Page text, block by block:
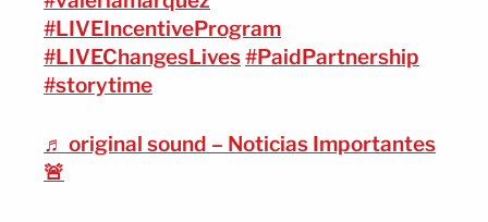
#LIVEIncentiveProgram
#LIVEChangesLives#PaidPartnership
#storytime
♬ original sound – Noticias Importantes
🚨